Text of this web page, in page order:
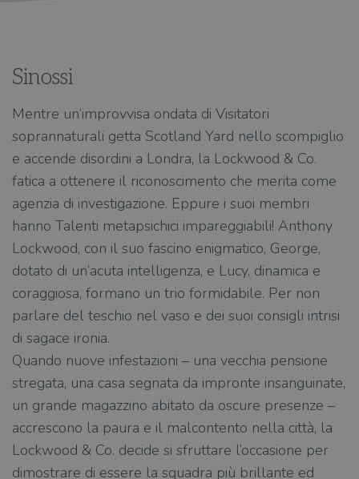
Sinossi
Mentre un’improvvisa ondata di Visitatori
soprannaturali getta Scotland Yard nello scompiglio
e accende disordini a Londra, la Lockwood & Co.
fatica a ottenere il riconoscimento che merita come
agenzia di investigazione. Eppure i suoi membri
hanno Talenti metapsichici impareggiabili! Anthony
Lockwood, con il suo fascino enigmatico, George,
dotato di un’acuta intelligenza, e Lucy, dinamica e
coraggiosa, formano un trio formidabile. Per non
parlare del teschio nel vaso e dei suoi consigli intrisi
di sagace ironia.
Quando nuove infestazioni – una vecchia pensione
stregata, una casa segnata da impronte insanguinate,
un grande magazzino abitato da oscure presenze –
accrescono la paura e il malcontento nella città, la
Lockwood & Co. decide si sfruttare l’occasione per
dimostrare di essere la squadra più brillante ed